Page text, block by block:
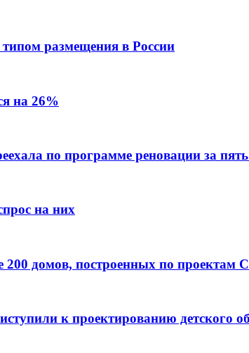
размещения в России
на 26%
по программе реновации за
на них
домов, построенных по проектам
к проектированию детского